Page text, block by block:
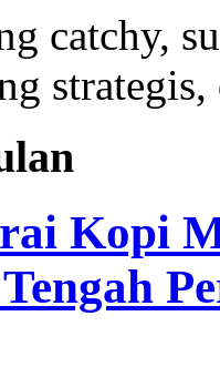
catchy,
Kopi